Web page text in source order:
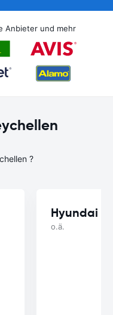
Anbieter und mehr
?
Hyundai
o.ä.